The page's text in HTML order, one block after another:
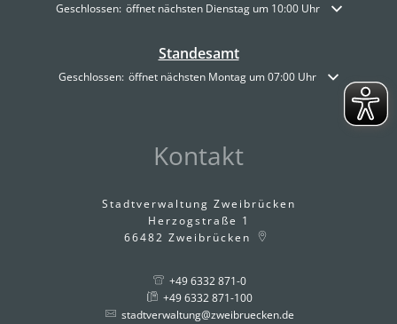
Klicken, um weitere Öffnungs- oder Schließzeiten auszublenden
Geschlossen: öffnet nächsten Dienstag um 10:00 Uhr
Standesamt
Klicken, um weitere Öffnungs- oder Schließzeiten auszublenden
Geschlossen: öffnet nächsten Montag um 07:00 Uhr
Kontakt
Stadtverwaltung Zweibrücken
Herzogstraße 1
66482 Zweibrücken
+49 6332 871-0
+49 6332 871-100
stadtverwaltung@zweibruecken.de